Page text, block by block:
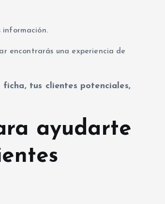
encontrarás una experiencia de
tus clientes potenciales,
ayudarte